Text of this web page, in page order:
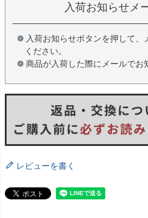
入荷お知らせメ
入荷お知らせボタンを押して、
ください。
商品が入荷した際にメールでお
レビューを書く